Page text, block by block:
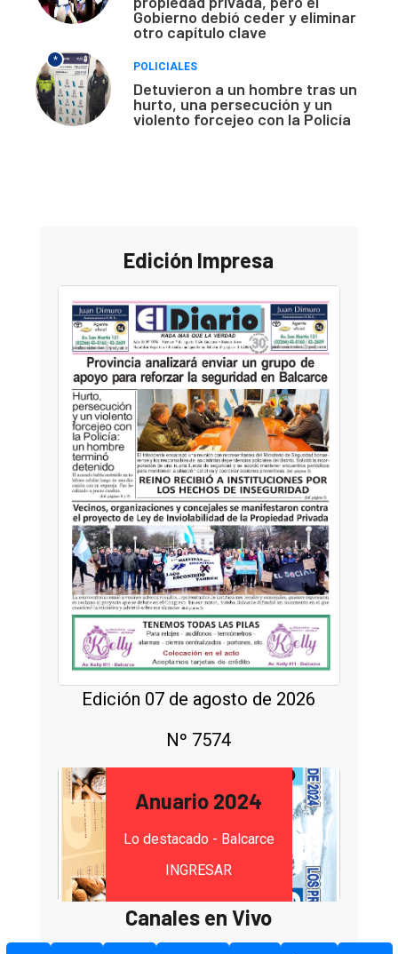
Gobierno debió ceder y eliminar
otro capítulo clave
*
POLICIALES
Detuvieron a un hombre tras un
hurto, una persecución y un
violento forcejeo con la Policía
Edición Impresa
Edición 07 de agosto de 2026
Nº 7574
Anuario 2024
Lo destacado - Balcarce
INGRESAR
Canales en Vivo